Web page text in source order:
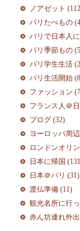
ノアゼット
パリたべもの
パリで日本人
パリ季節もの
パリ学生生活
パリ生活開始
ファッション
フランス人＠
ブログ (32)
ヨーロッパ周
ロンドンオリ
日本に帰国
日本＠パリ (31)
渡仏準備 (11)
観光名所に行
赤ん坊連れ外